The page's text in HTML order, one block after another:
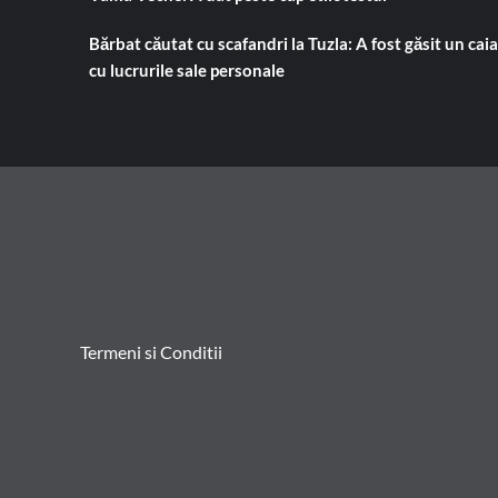
Bărbat căutat cu scafandri la Tuzla: A fost găsit un
cu lucrurile sale personale
Termeni si Conditii